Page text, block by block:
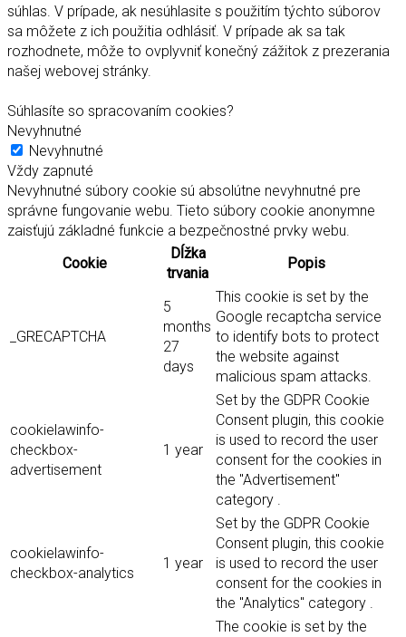
súhlas. V prípade, ak nesúhlasite s použitím týchto súborov
sa môžete z ich použitia odhlásiť. V prípade ak sa tak
rozhodnete, môže to ovplyvniť konečný zážitok z prezerania
našej webovej stránky.
Súhlasíte so spracovaním cookies?
Nevyhnutné
Nevyhnutné
Vždy zapnuté
Nevyhnutné súbory cookie sú absolútne nevyhnutné pre
správne fungovanie webu. Tieto súbory cookie anonymne
zaisťujú základné funkcie a bezpečnostné prvky webu.
Cookie
Dĺžka
trvania
Popis
_GRECAPTCHA
5
months
27
days
This cookie is set by the
Google recaptcha service
to identify bots to protect
the website against
malicious spam attacks.
cookielawinfo-
checkbox-
advertisement
1 year
Set by the GDPR Cookie
Consent plugin, this cookie
is used to record the user
consent for the cookies in
the "Advertisement"
category .
cookielawinfo-
checkbox-analytics
1 year
Set by the GDPR Cookie
Consent plugin, this cookie
is used to record the user
consent for the cookies in
the "Analytics" category .
The cookie is set by the